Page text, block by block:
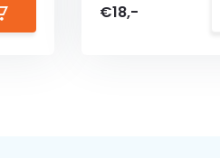
€18,-